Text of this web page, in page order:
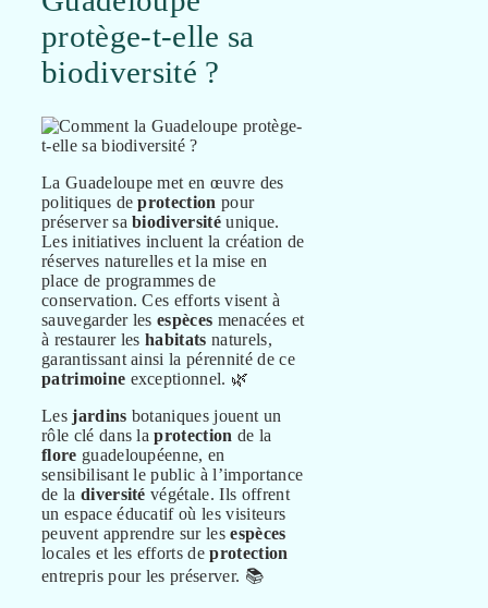
protège-t-elle sa
biodiversité ?
La Guadeloupe met en œuvre des
politiques deprotection pour
préserver sabiodiversité unique.
Les initiatives incluent la création de
réserves naturelles et la mise en
place de programmes de
conservation. Ces efforts visent à
sauvegarder lesespèces menacées et
à restaurer leshabitats naturels,
garantissant ainsi la pérennité de ce
patrimoine exceptionnel. 🌿
Lesjardins botaniques jouent un
rôle clé dans laprotection de la
flore guadeloupéenne, en
sensibilisant le public à l’importance
de la diversité végétale. Ils offrent
un espace éducatif où les visiteurs
peuvent apprendre sur lesespèces
locales et les efforts deprotection
entrepris pour les préserver. 📚